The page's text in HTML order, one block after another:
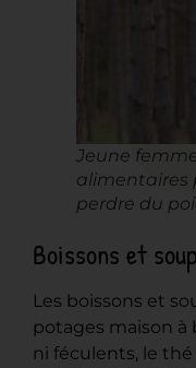
Jeune
alimentaires
perdre du
Boissons et
Les boissons et
potages maison à
ni féculents, le